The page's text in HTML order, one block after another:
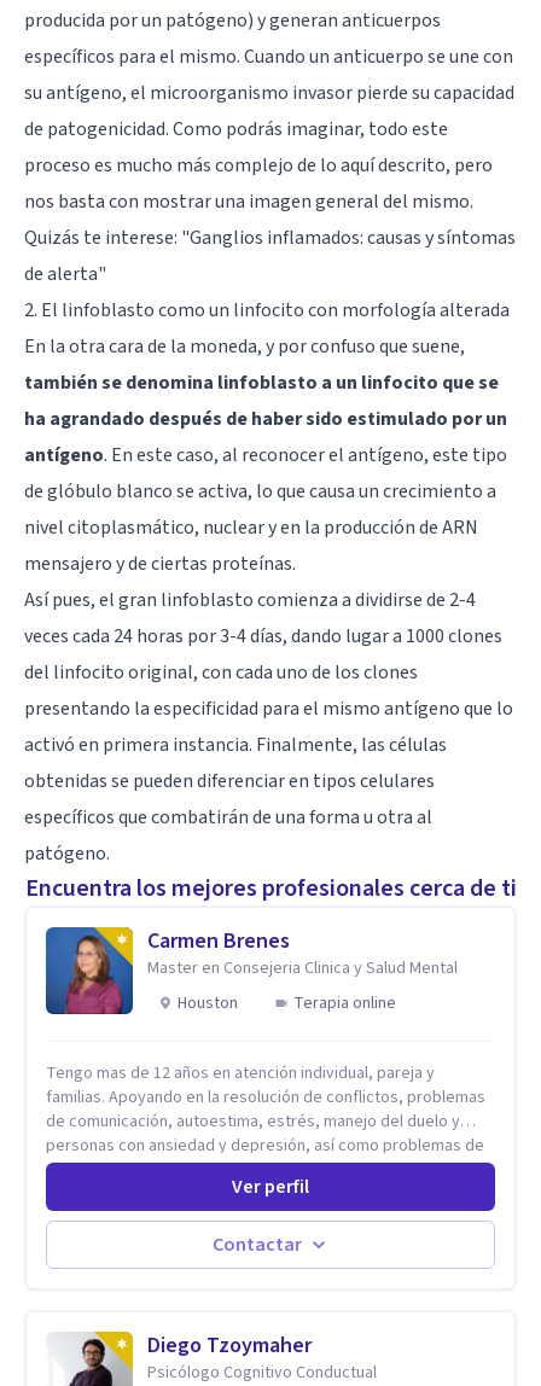
producida por un patógeno) y generan anticuerpos
específicos para el mismo. Cuando un anticuerpo se une con
su antígeno, el microorganismo invasor pierde su capacidad
de patogenicidad. Como podrás imaginar, todo este
proceso es mucho más complejo de lo aquí descrito, pero
nos basta con mostrar una imagen general del mismo.
Quizás te interese: "Ganglios inflamados: causas y síntomas
de alerta"
2. El linfoblasto como un linfocito con morfología alterada
En la otra cara de la moneda, y por confuso que suene,
también se denomina linfoblasto a un linfocito que se
ha agrandado después de haber sido estimulado por un
antígeno. En este caso, al reconocer el antígeno, este tipo
de glóbulo blanco se activa, lo que causa un crecimiento a
nivel citoplasmático, nuclear y en la producción de ARN
mensajero y de ciertas proteínas.
Así pues, el gran linfoblasto comienza a dividirse de 2-4
veces cada 24 horas por 3-4 días, dando lugar a 1000 clones
del linfocito original, con cada uno de los clones
presentando la especificidad para el mismo antígeno que lo
activó en primera instancia. Finalmente, las células
obtenidas se pueden diferenciar en tipos celulares
específicos que combatirán de una forma u otra al
patógeno.
Encuentra los mejores profesionales cerca de ti
Carmen Brenes
Master en Consejeria Clinica y Salud Mental
Houston
Terapia online
Tengo mas de 12 años en atención individual, pareja y
familias. Apoyando en la resolución de conflictos, problemas
de comunicación, autoestima, estrés, manejo del duelo y
personas con ansiedad y depresión, así como problemas de
conducta y comportamiento. Desarrollo de personas
Estableciendo metas a corto y largo plazo, es vital para la
vida de cada uno tener su propia vision.
Ver perfil
Contactar
Diego Tzoymaher
Psicólogo Cognitivo Conductual